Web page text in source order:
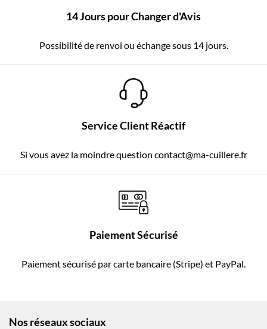
14 Jours pour Changer d'Avis
Possibilité de renvoi ou échange sous 14 jours.
Service Client Réactif
Si vous avez la moindre question contact@ma-cuillere.fr
Paiement Sécurisé
Paiement sécurisé par carte bancaire (Stripe) et PayPal.
Nos réseaux sociaux